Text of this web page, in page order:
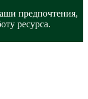
предпочтения,
ресурса.